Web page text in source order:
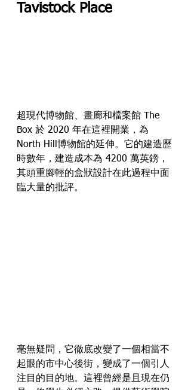
Tavistock Place
超現代博物館、畫廊和檔案館 The
Box 於 2020 年在這裡開業，為
North Hill博物館的延伸。它的建造歷
時數年，建造成本為 4200 萬英鎊，
其頭重腳輕的盒狀設計在此過程中面
臨大量的批評。
毫無疑問，它徹底改變了一個相當不
起眼的市中心後街，變成了一個引人
注目的目的地。這裡曾經是且現在仍